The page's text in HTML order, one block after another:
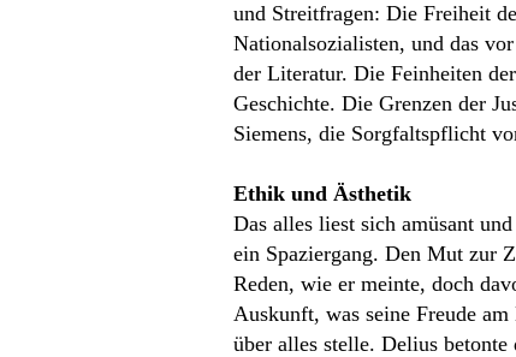
und Streitfragen: Die Freiheit
Nationalsozialisten, und das
der Literatur. Die Feinheiten
Geschichte. Die Grenzen der
Siemens, die Sorgfaltspflicht
Ethik und Ästhetik
Das alles liest sich amüsant
ein Spaziergang. Den Mut zur
Reden, wie er meinte, doch
Auskunft, was seine Freude
über alles stelle. Delius betonte